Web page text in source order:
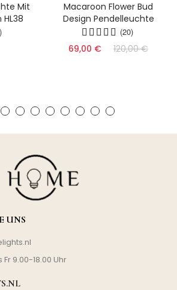
Mit
Macaroon Flower Bud
Design Pendelleuchte
(20)
69,00 € 120,00 €
UNS
9.00-18.00 Uhr